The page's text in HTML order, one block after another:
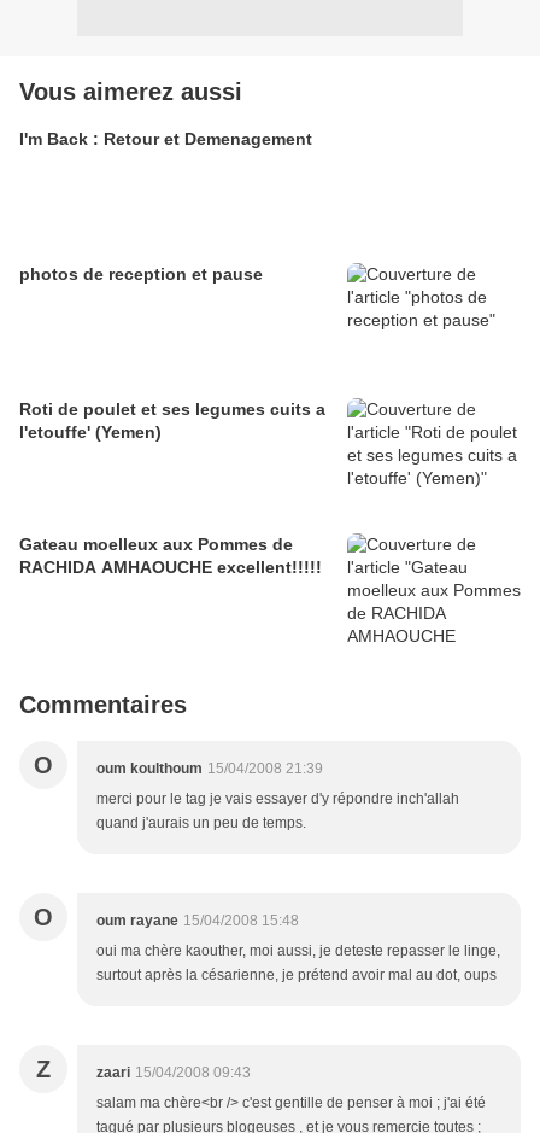
Vous aimerez aussi
I'm Back : Retour et Demenagement
photos de reception et pause
Roti de poulet et ses legumes cuits a
l'etouffe' (Yemen)
Gateau moelleux aux Pommes de
RACHIDA AMHAOUCHE excellent!!!!!
Commentaires
O oum koulthoum 15/04/2008 21:39
merci pour le tag je vais essayer d'y répondre inch'allah
quand j'aurais un peu de temps.
O oum rayane 15/04/2008 15:48
oui ma chère kaouther, moi aussi, je deteste repasser le linge,
surtout après la césarienne, je prétend avoir mal au dot, oups
Z zaari 15/04/2008 09:43
salam ma chère<br /> c'est gentille de penser à moi ; j'ai été
tagué par plusieurs blogeuses , et je vous remercie toutes ;